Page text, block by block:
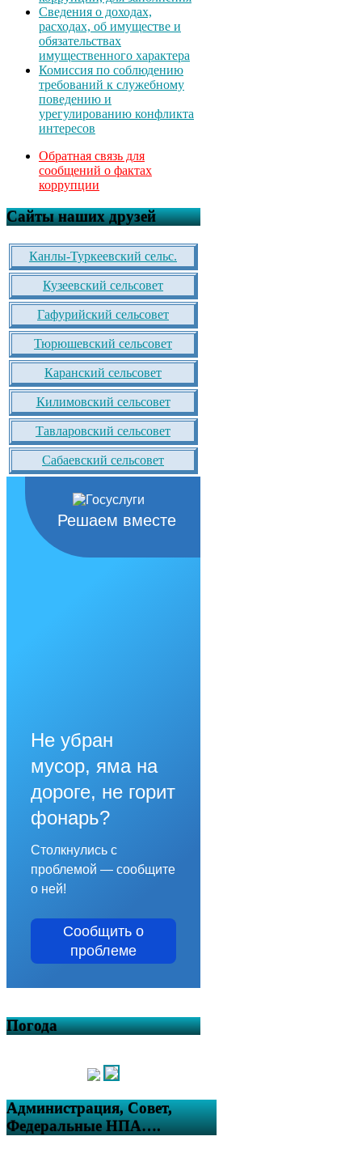
Сведения о доходах,
расходах, об имуществе и
обязательствах
имущественного характера
Комиссия по соблюдению
требований к служебному
поведению и
урегулированию конфликта
интересов
Обратная связь для
сообщений о фактах
коррупции
Сайты наших друзей
Канлы-Туркеевский сельс.
Кузеевский сельсовет
Гафурийский сельсовет
Тюрюшевский сельсовет
Каранский сельсовет
Килимовский сельсовет
Тавларовский сельсовет
Сабаевский сельсовет
Решаем вместе
Не убран
мусор, яма на
дороге, не горит
фонарь?
Столкнулись с
проблемой — сообщите
о ней!
Сообщить о
проблеме
Погода
Администрация, Совет,
Федеральные НПА….